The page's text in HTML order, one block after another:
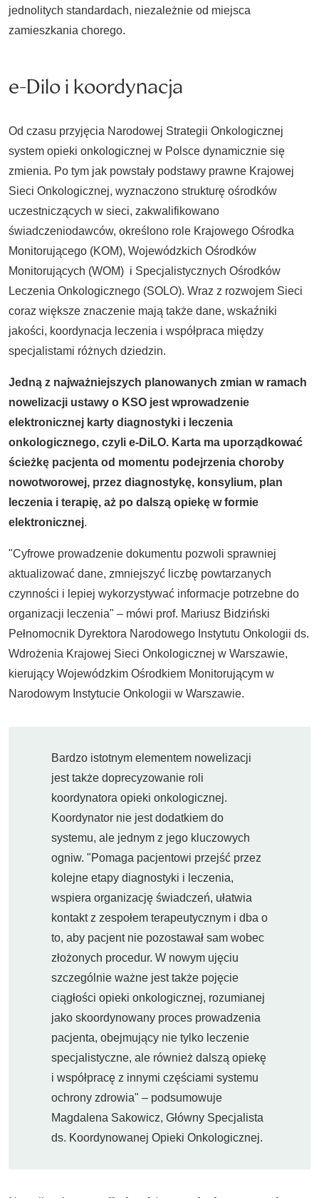
jednolitych standardach, niezależnie od miejsca
zamieszkania chorego.
e-Dilo i koordynacja
Od czasu przyjęcia Narodowej Strategii Onkologicznej
system opieki onkologicznej w Polsce dynamicznie się
zmienia. Po tym jak powstały podstawy prawne Krajowej
Sieci Onkologicznej, wyznaczono strukturę ośrodków
uczestniczących w sieci, zakwalifikowano
świadczeniodawców, określono role Krajowego Ośrodka
Monitorującego (KOM), Wojewódzkich Ośrodków
Monitorujących (WOM) i Specjalistycznych Ośrodków
Leczenia Onkologicznego (SOLO). Wraz z rozwojem Sieci
coraz większe znaczenie mają także dane, wskaźniki
jakości, koordynacja leczenia i współpraca między
specjalistami różnych dziedzin.
Jedną z najważniejszych planowanych zmian w ramach
nowelizacji ustawy o KSO jest wprowadzenie
elektronicznej karty diagnostyki i leczenia
onkologicznego, czyli e-DiLO. Karta ma uporządkować
ścieżkę pacjenta od momentu podejrzenia choroby
nowotworowej, przez diagnostykę, konsylium, plan
leczenia i terapię, aż po dalszą opiekę w formie
elektronicznej.
"Cyfrowe prowadzenie dokumentu pozwoli sprawniej
aktualizować dane, zmniejszyć liczbę powtarzanych
czynności i lepiej wykorzystywać informacje potrzebne do
organizacji leczenia" – mówi prof. Mariusz Bidziński
Pełnomocnik Dyrektora Narodowego Instytutu Onkologii ds.
Wdrożenia Krajowej Sieci Onkologicznej w Warszawie,
kierujący Wojewódzkim Ośrodkiem Monitorującym w
Narodowym Instytucie Onkologii w Warszawie.
Bardzo istotnym elementem nowelizacji
jest także doprecyzowanie roli
koordynatora opieki onkologicznej.
Koordynator nie jest dodatkiem do
systemu, ale jednym z jego kluczowych
ogniw. "Pomaga pacjentowi przejść przez
kolejne etapy diagnostyki i leczenia,
wspiera organizację świadczeń, ułatwia
kontakt z zespołem terapeutycznym i dba o
to, aby pacjent nie pozostawał sam wobec
złożonych procedur. W nowym ujęciu
szczególnie ważne jest także pojęcie
ciągłości opieki onkologicznej, rozumianej
jako skoordynowany proces prowadzenia
pacjenta, obejmujący nie tylko leczenie
specjalistyczne, ale również dalszą opiekę
i współpracę z innymi częściami systemu
ochrony zdrowia" – podsumowuje
Magdalena Sakowicz, Główny Specjalista
ds. Koordynowanej Opieki Onkologicznej.